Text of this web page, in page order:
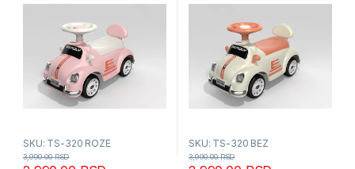
SKU: TS-320 ROZE
3,990.00RSD
SKU: TS-320 BEZ
3,990.00RSD